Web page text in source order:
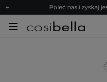
Poleć nas i zyskaj
Zapisz się na
Poleć nas i zyskaj